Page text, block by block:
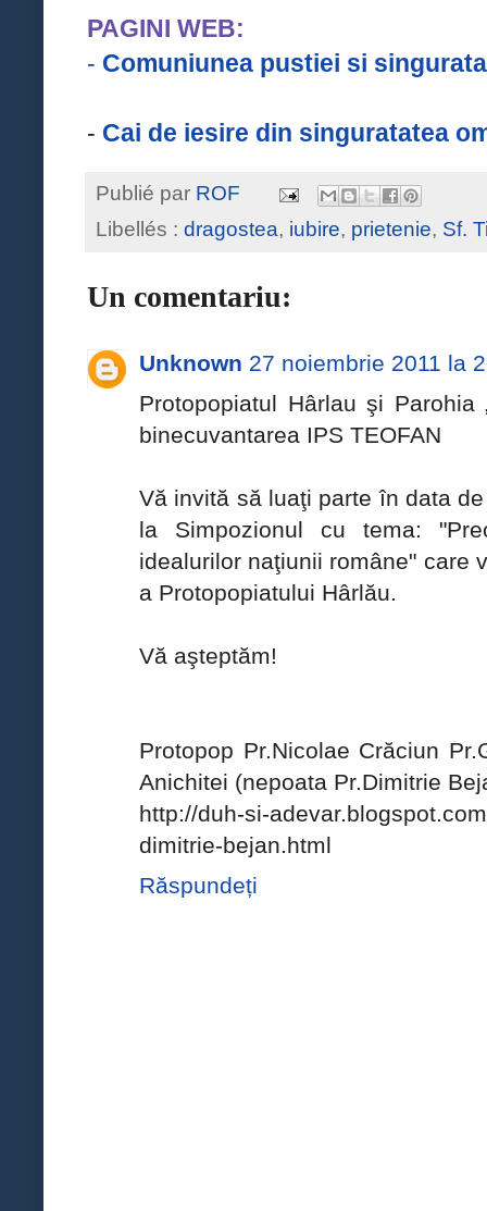
PAGINI WEB:
- Comuniunea pustiei si
- Cai de iesire din singuratatea
Publié par ROF
Libellés : dragostea, iubire, prietenie, Sf.
Un comentariu:
Unknown 27 noiembrie 2011 la
Protopopiatul Hârlau şi Parohia
binecuvantarea IPS TEOFAN
Vă invită să luaţi parte în data
la Simpozionul cu tema:
idealurilor naţiunii române" care
a Protopopiatului Hârlău.
Vă aşteptăm!
Protopop Pr.Nicolae Crăciun
Anichitei (nepoata Pr.Dimitrie
http://duh-si-
dimitrie-bejan.html
Răspundeți